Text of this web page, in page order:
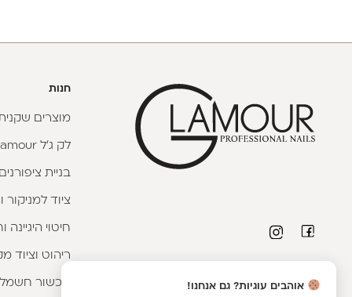
חנות
מוצרים
לק ג'ל Glamour
בניית
ציוד למניקור
חיטוי
ריהוט וציוד
מכשור אוהבים עוגיות? גם אנחנו!